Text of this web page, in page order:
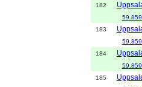
182
183
184
185